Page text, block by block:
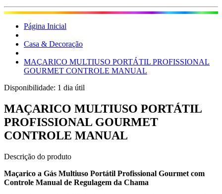
Página Inicial
Casa & Decoração
MAÇARICO MULTIUSO PORTÁTIL PROFISSIONAL
GOURMET CONTROLE MANUAL
Disponibilidade: 1 dia útil
MAÇARICO MULTIUSO PORTÁTIL
PROFISSIONAL GOURMET
CONTROLE MANUAL
Descrição do produto
Maçarico a Gás Multiuso Portátil Profissional Gourmet com
Controle Manual de Regulagem da Chama